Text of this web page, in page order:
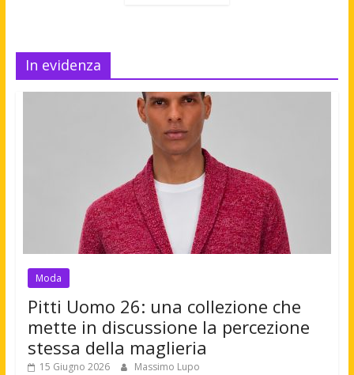
In evidenza
Moda
Pitti Uomo 26: una collezione che
mette in discussione la percezione
stessa della maglieria
15 Giugno 2026 Massimo Lupo